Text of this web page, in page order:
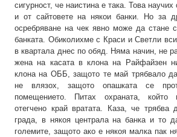
сигурност, че наистина е така. Това
и от сайтовете на някои банки. Но за
осребряване на чек явно може да стане
банката. Обиколихме с Краси и Светли
в квартала днес по обяд. Няма начин, не
жена на касата в клона на Райфайзен
клона на ОББ, защото те май трябвало
не влязох, защото опашката се
помещението. Питах охраната,
отегчено край вратата. Каза, че
града, в някоя централа на банка и то
големите, защото ако е някоя малка пак